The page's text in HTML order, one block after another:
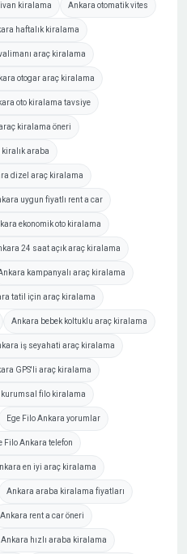
kiralama Ankara otomatik vites
haftalık kiralama
araç kiralama
otogar araç kiralama
oto kiralama tavsiye
kiralama öneri
araba
dizel araç kiralama
uygun fiyatlı rent a car
ekonomik oto kiralama
24 saat açık araç kiralama
kampanyalı araç kiralama
tatil için araç kiralama
Ankara bebek koltuklu araç kiralama
iş seyahati araç kiralama
GPS'li araç kiralama
filo kiralama
Ege Filo Ankara yorumlar
Filo Ankara telefon
en iyi araç kiralama
Ankara araba kiralama fiyatları
Ankara rent a car öneri
Ankara hızlı araba kiralama